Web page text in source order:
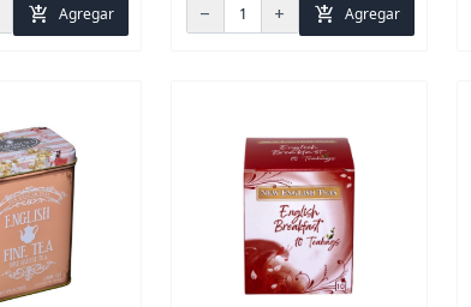
add_shopping_cart Agregar remove add add_shopping_cart Agregar